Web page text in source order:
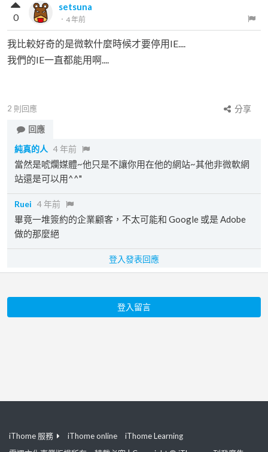
setsuna
． 4 年前
0
我比較好奇的是微軟什麼時候才要停用IE....
我們的IE一直都能用啊....
2 則回應
分享
回應
純真的人 4 年前
當然是唬爛媒體~他只是不讓你用在他的網站~其他非微軟網
站還是可以用^^"
Ruei 4 年前
畢竟一堆簽約的企業顧客，不太可能和 Google 或是 Adobe
做的那麼絕
登入發表回應
登入留言
iThome 服務 iThome online
iThome Learning